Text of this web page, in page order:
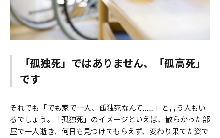
「孤独死」ではありません、「孤高死」
です
それでも「でも家で一人、孤独死なんて……」と言う人もい
るでしょう。「孤独死」のイメージといえば、散らかった部
屋で一人逝き、何日も見つけてもらえず、変わり果てた姿で